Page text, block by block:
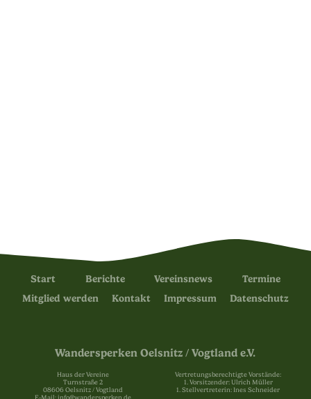
Start Berichte Vereinsnews
Termine
Mitglied werden
Kontakt Impressum Datenschutz
Wandersperken Oelsnitz / Vogtland e.V.
Haus der Vereine
Turnstraße 2
08606 Oelsnitz / Vogtland
Vertretungsberechtigte Vorstände:
1. Vorsitzender: Ulrich Müller
1. Stellvertreterin: Ines Schneider